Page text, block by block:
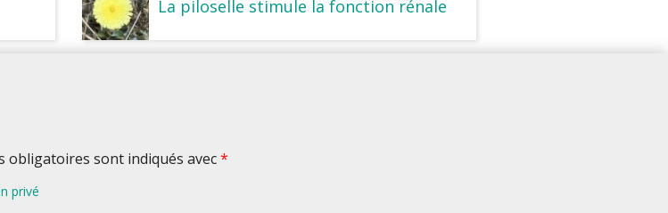
La piloselle stimule la fonction rénale
obligatoires sont indiqués avec*
privé